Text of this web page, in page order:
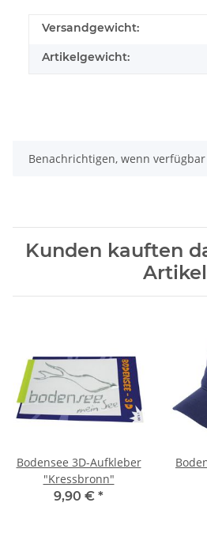
Versandgewicht:
Artikelgewicht:
Benachrichtigen, wenn verfügbar
Kunden kauften
Bodensee 3D-Aufkleber
"Kressbronn"
9,90 € *